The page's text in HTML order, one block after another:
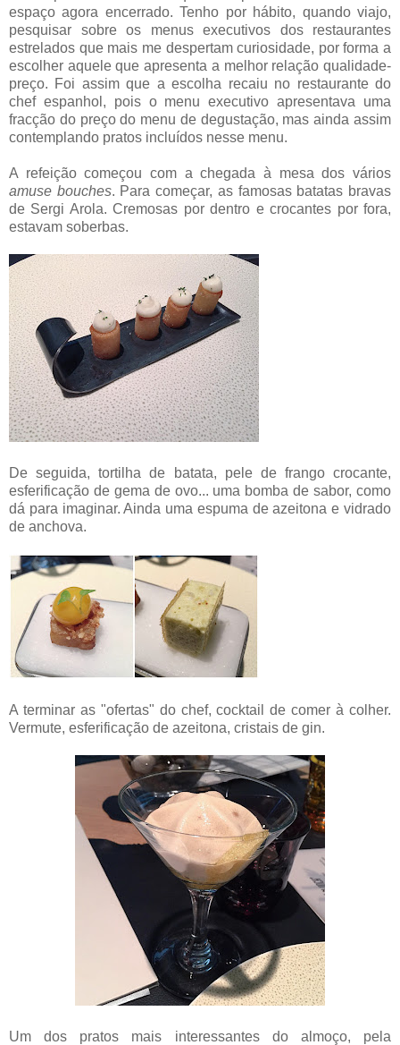
espaço agora encerrado. Tenho por hábito, quando viajo,
pesquisar sobre os menus executivos dos restaurantes
estrelados que mais me despertam curiosidade, por forma a
escolher aquele que apresenta a melhor relação qualidade-
preço. Foi assim que a escolha recaiu no restaurante do
chef espanhol, pois o menu executivo apresentava uma
fracção do preço do menu de degustação, mas ainda assim
contemplando pratos incluídos nesse menu.
A refeição começou com a chegada à mesa dos vários
amuse bouches. Para começar, as famosas batatas bravas
de Sergi Arola. Cremosas por dentro e crocantes por fora,
estavam soberbas.
De seguida, tortilha de batata, pele de frango crocante,
esferificação de gema de ovo... uma bomba de sabor, como
dá para imaginar. Ainda uma espuma de azeitona e vidrado
de anchova.
A terminar as "ofertas" do chef, cocktail de comer à colher.
Vermute, esferificação de azeitona, cristais de gin.
Um dos pratos mais interessantes do almoço, pela